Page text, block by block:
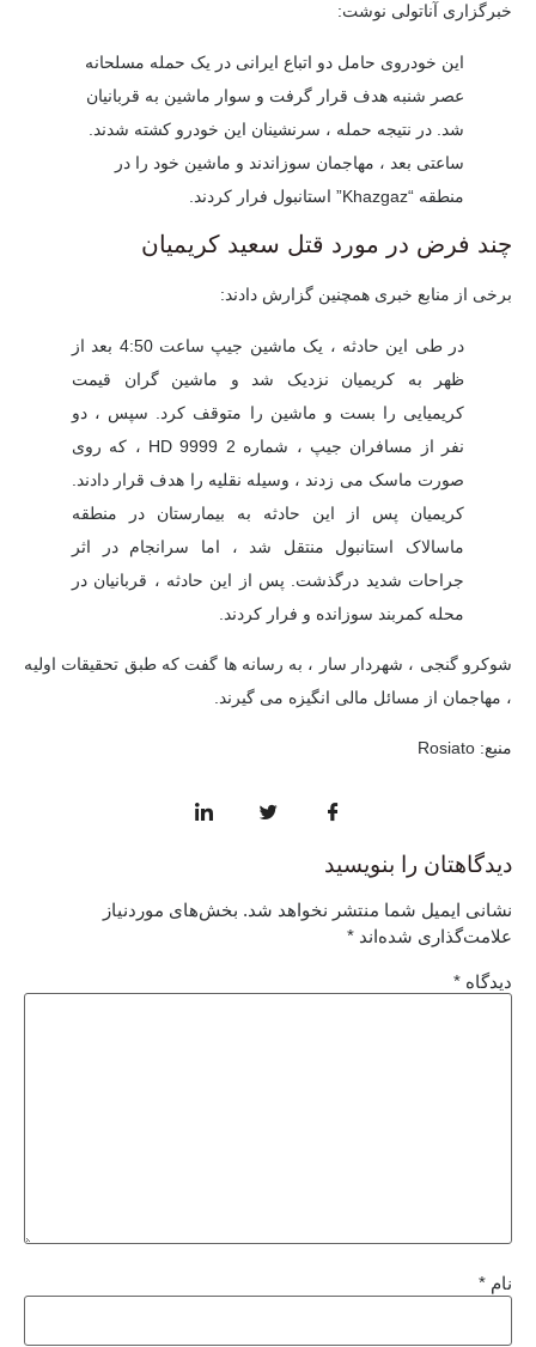
خبرگزاری آناتولی نوشت:
این خودروی حامل دو اتباع ایرانی در یک حمله مسلحانه
عصر شنبه هدف قرار گرفت و سوار ماشین به قربانیان
شد. در نتیجه حمله ، سرنشینان این خودرو کشته شدند.
ساعتی بعد ، مهاجمان سوزاندند و ماشین خود را در
منطقه “Khazgaz” استانبول فرار کردند.
چند فرض در مورد قتل سعید کریمیان
برخی از منابع خبری همچنین گزارش دادند:
در طی این حادثه ، یک ماشین جیپ ساعت 4:50 بعد از
ظهر به کریمیان نزدیک شد و ماشین گران قیمت
کریمیایی را بست و ماشین را متوقف کرد. سپس ، دو
نفر از مسافران جیپ ، شماره 2 HD 9999 ، که روی
صورت ماسک می زدند ، وسیله نقلیه را هدف قرار دادند.
کریمیان پس از این حادثه به بیمارستان در منطقه
ماسالاک استانبول منتقل شد ، اما سرانجام در اثر
جراحات شدید درگذشت. پس از این حادثه ، قربانیان در
محله کمربند سوزانده و فرار کردند.
شوكرو گنجی ، شهردار سار ، به رسانه ها گفت كه طبق تحقیقات اولیه
، مهاجمان از مسائل مالی انگیزه می گیرند.
منبع: Rosiato
دیدگاهتان را بنویسید
نشانی ایمیل شما منتشر نخواهد شد. بخش‌های موردنیاز
علامت‌گذاری شده‌اند *
دیدگاه *
نام *